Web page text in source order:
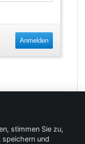
Anmelden
stimmen Sie zu,
speichern und